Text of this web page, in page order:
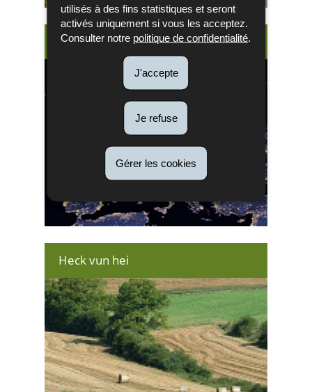
utilisés à des fins statistiques et seront
activés uniquement si vous les acceptez.
Consulter notre politique de confidentialité
J'accepte
Je refuse
Gérer les cookies
La pollution lumineuse
Heck vun hei